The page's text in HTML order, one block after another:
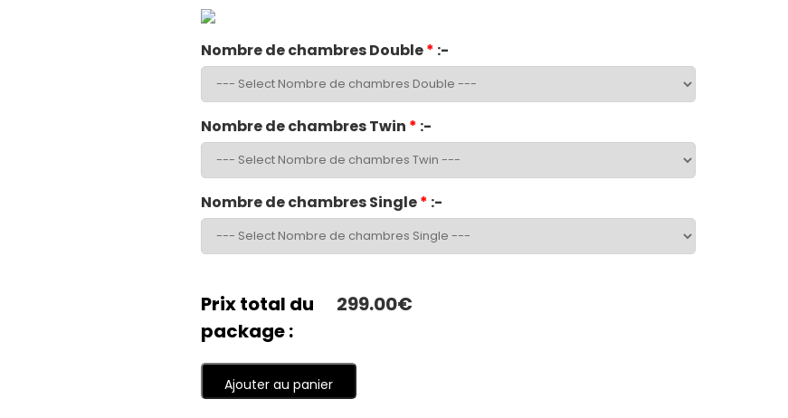
Nombre de chambres Double* :-
Nombre de chambres Twin * :-
Nombre de chambres Single* :-
Prix total du
package :
299.00€
Ajouter au panier